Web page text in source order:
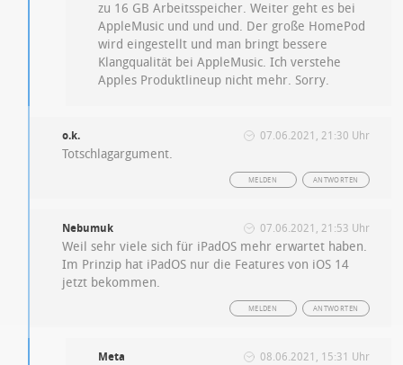
zu 16 GB Arbeitsspeicher. Weiter geht es bei
AppleMusic und und und. Der große HomePod
wird eingestellt und man bringt bessere
Klangqualität bei AppleMusic. Ich verstehe
Apples Produktlineup nicht mehr. Sorry.
o.k. 07.06.2021, 21:30 Uhr
Totschlagargument.
ANTWORTEN
MELDEN
Nebumuk 07.06.2021, 21:53 Uhr
Weil sehr viele sich für iPadOS mehr erwartet haben.
Im Prinzip hat iPadOS nur die Features von iOS 14
jetzt bekommen.
ANTWORTEN
MELDEN
Meta 08.06.2021, 15:31 Uhr